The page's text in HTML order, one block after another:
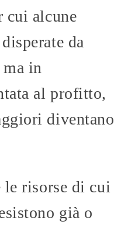
cui alcune
da
in
al profitto,
diventano
le risorse di cui
già o